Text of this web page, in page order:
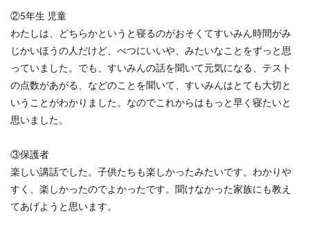
②5年生 児童
わたしは、どちらかというと寝るのがおそくてすいみん時間がみ
じかいほうの人だけど、べつにいいや、みたいなことをずっと思
っていました。でも、すいみんの話を聞いて元気になる、テスト
の点数があがる、などのことを聞いて、すいみんはとても大切と
いうことがわかりました。なのでこれからはもっと早く寝たいと
思いました。
③保護者
楽しい講話でした。子供たちも楽しかったみたいです。わかりや
すく、楽しかったのでよかったです。聞けなかった家族にも教え
てあげようと思います。